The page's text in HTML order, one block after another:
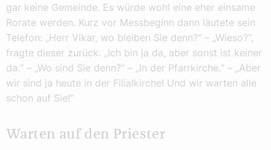
gar keine Gemeinde. Es würde wohl eine eher einsame
Rorate werden. Kurz vor Messbeginn dann läutete sein
Telefon: „Herr Vikar, wo bleiben Sie denn?“ – „Wieso?“,
fragte dieser zurück. „Ich bin ja da, aber sonst ist keiner
da.“ – „Wo sind Sie denn?“ – „In der Pfarrkirche.“ – „Aber
wir sind ja heute in der Filialkirche! Und wir warten alle
schon auf Sie!“
Warten auf den Priester